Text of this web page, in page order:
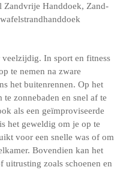
Zandvrije Handdoek, Zand-
In sport en fitness
te nemen na zware
het buitenrennen. Op het
zonnebaden en snel af te
als een geïmproviseerde
het geweldig om je op te
voor een snelle was of om
Bovendien kan het
zoals schoenen en